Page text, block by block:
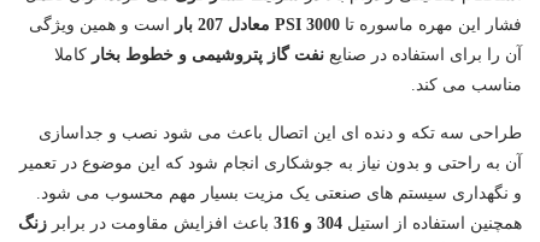
فشار این مهره ماسوره تا 3000 PSI معادل 207 بار
است و همین ویژگی
آن را برای استفاده در صنایع نفت گاز پتروشیمی و خطوط بخار کاملا
مناسب می کند.
طراحی سه تکه و دنده ای این اتصال باعث می شود نصب و جداسازی
آن به راحتی و بدون نیاز به جوشکاری انجام شود که این موضوع در تعمیر
و نگهداری سیستم های صنعتی یک مزیت بسیار مهم محسوب می شود.
همچنین استفاده از استیل 304 و 316 باعث افزایش مقاومت در برابر زنگ